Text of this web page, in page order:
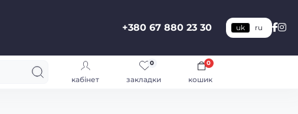
+380 67 880 23 30 uk ru
кабінет закладки
0
кошик
0